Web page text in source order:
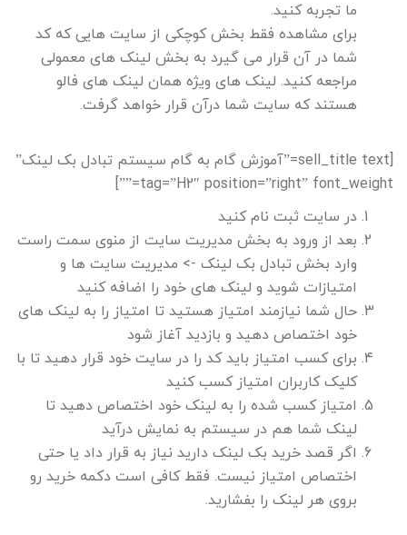
ما تجربه کنید.
برای مشاهده فقط بخش کوچکی از سایت هایی که کد
شما در آن قرار می گیرد به بخش لینک های معمولی
مراجعه کنید. لینک های ویژه همان لینک های فالو
هستند که سایت شما درآن قرار خواهد گرفت.
[sell_title text=”آموزش گام به گام سیستم تبادل بک لینک”
tag=”H2″ position=”right” font_weight=””]
در سایت ثبت نام کنید
بعد از ورود به بخش مدیریت سایت از منوی سمت راست
وارد بخش تبادل بک لینک -> مدیریت سایت ها و
امتیازات شوید و لینک های خود را اضافه کنید
حال شما نیازمند امتیاز هستید تا امتیاز را به لینک های
خود اختصاص دهید و بازدید آغاز شود
برای کسب امتیاز باید کد را در سایت خود قرار دهید تا با
کلیک کاربران امتیاز کسب کنید
امتیاز کسب شده را به لینک خود اختصاص دهید تا
لینک شما هم در سیستم به نمایش درآید
اگر قصد خرید بک لینک دارید نیاز به قرار داد یا حتی
اختصاص امتیاز نیست. فقط کافی است دکمه خرید رو
بروی هر لینک را بفشارید.